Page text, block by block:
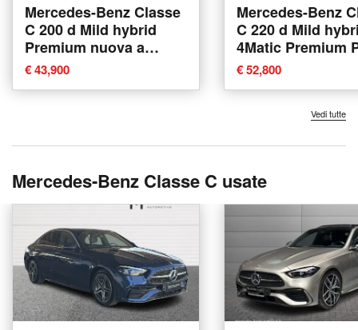
Mercedes-Benz Classe
C 200 d Mild hybrid
Premium nuova a
Bologna
€ 43,900
Mercedes-Benz
C 220 d Mild
4Matic Premium
nuova a Bologna
€ 52,800
Vedi tutte
Mercedes-Benz Classe C usate